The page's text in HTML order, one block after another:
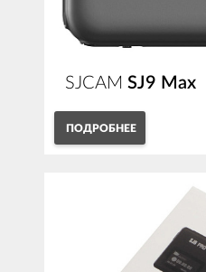
SJCAM SJ9 Max
ПОДРОБНЕЕ